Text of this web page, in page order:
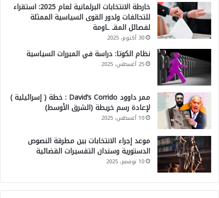
خارطة الانتخابات البرلمانية لعام 2025: استقراء
للتحالفات ولدور القوى السياسية الممثلة
لفصائل المقـ ـاومة
30 أكتوبر، 2025
نظام الكوتا: دراسة في المبررات السياسية
25 أغسطس، 2025
ممر داوود David’s Corrido : خطة ( إسرائيلية )
لإعادة رسم خريطة (الشرق الأوسط)
10 أغسطس، 2025
موعد إجراء الانتخابات بين مطرقة النصوص
الدستورية وسندان التفسيرات القضائية
10 نوفمبر، 2025